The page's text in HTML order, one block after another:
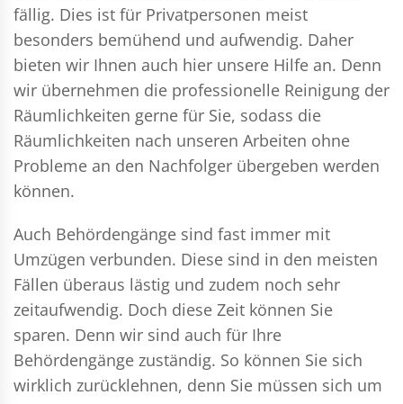
fällig. Dies ist für Privatpersonen meist
besonders bemühend und aufwendig. Daher
bieten wir Ihnen auch hier unsere Hilfe an. Denn
wir übernehmen die professionelle Reinigung der
Räumlichkeiten gerne für Sie, sodass die
Räumlichkeiten nach unseren Arbeiten ohne
Probleme an den Nachfolger übergeben werden
können.
Auch Behördengänge sind fast immer mit
Umzügen verbunden. Diese sind in den meisten
Fällen überaus lästig und zudem noch sehr
zeitaufwendig. Doch diese Zeit können Sie
sparen. Denn wir sind auch für Ihre
Behördengänge zuständig. So können Sie sich
wirklich zurücklehnen, denn Sie müssen sich um